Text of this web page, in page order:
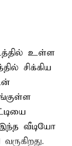
உள்ள
சிக்கிய
வீடியோ